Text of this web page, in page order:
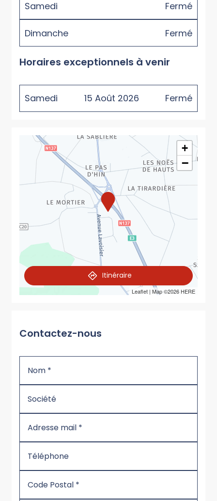
Samedi Fermé
Dimanche Fermé
Horaires exceptionnels à venir
Samedi 15 Août 2026 Fermé
+
−
Leaflet | Map ©2026 HERE
Itinéraire
Contactez-nous